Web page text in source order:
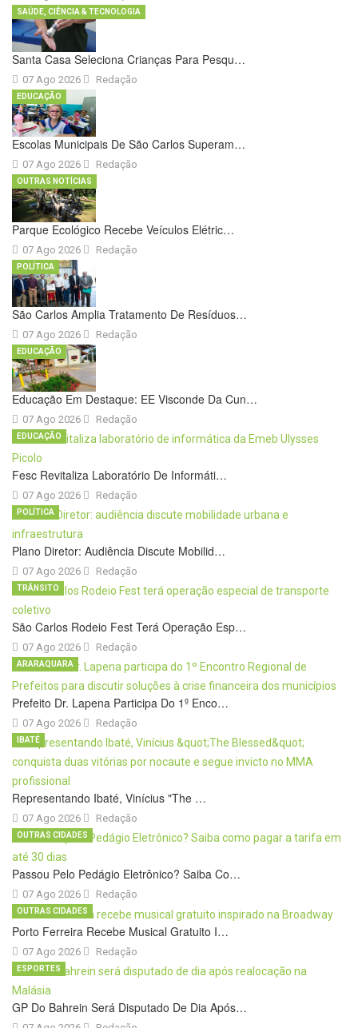
Santa Casa Seleciona Crianças Para Pesqu…
07 Ago 2026
SAÚDE, CIÊNCIA & TECNOLOGIA
Redação
Escolas Municipais De São Carlos Superam…
07 Ago 2026
EDUCAÇÃO
Redação
Parque Ecológico Recebe Veículos Elétric…
07 Ago 2026
OUTRAS NOTÍCIAS
Redação
São Carlos Amplia Tratamento De Resíduos…
07 Ago 2026
POLÍTICA
Redação
Educação Em Destaque: EE Visconde Da Cun…
07 Ago 2026
EDUCAÇÃO
Redação
Fesc Revitaliza Laboratório De Informáti…
07 Ago 2026
EDUCAÇÃO
Redação
Plano Diretor: Audiência Discute Mobilid…
07 Ago 2026
POLÍTICA
Redação
São Carlos Rodeio Fest Terá Operação Esp…
07 Ago 2026
TRÂNSITO
Redação
Prefeito Dr. Lapena Participa Do 1º Enco…
07 Ago 2026
ARARAQUARA
Redação
Representando Ibaté, Vinícius "The …
07 Ago 2026
IBATÉ
Redação
Passou Pelo Pedágio Eletrônico? Saiba Co…
07 Ago 2026
OUTRAS CIDADES
Redação
Porto Ferreira Recebe Musical Gratuito I…
07 Ago 2026
OUTRAS CIDADES
Redação
GP Do Bahrein Será Disputado De Dia Após…
ESPORTES